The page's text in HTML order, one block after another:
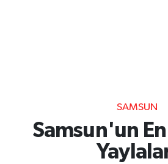
SAMSUN
Samsun'un